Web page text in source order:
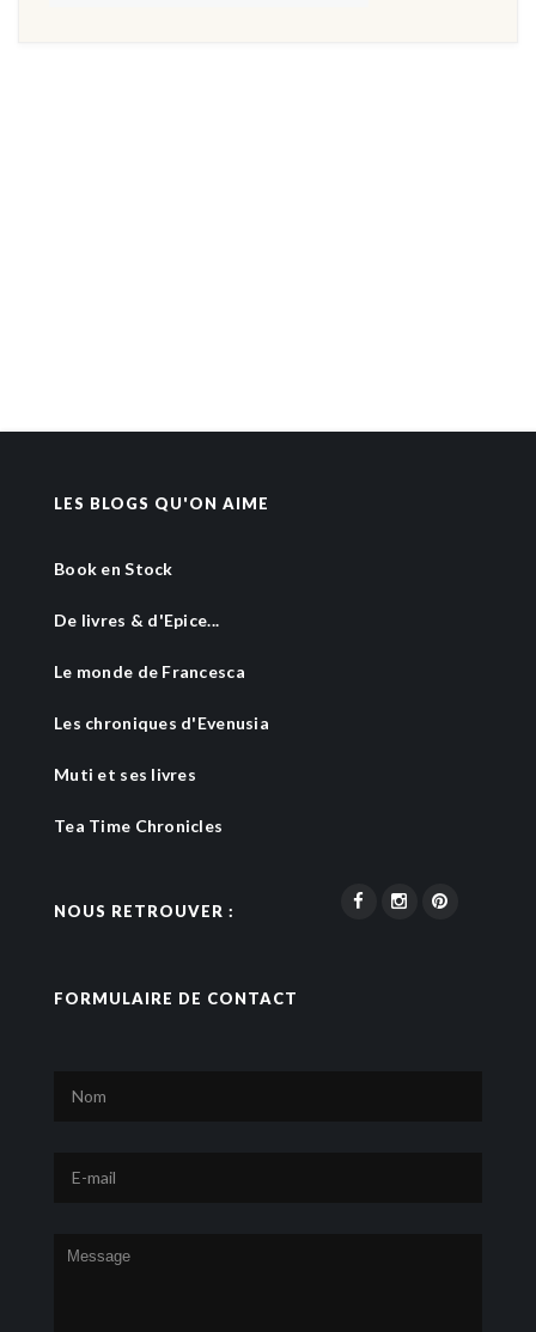
LES BLOGS QU'ON AIME
Book en Stock
De livres & d'Epice...
Le monde de Francesca
Les chroniques d'Evenusia
Muti et ses livres
Tea Time Chronicles
NOUS RETROUVER :
FORMULAIRE DE CONTACT